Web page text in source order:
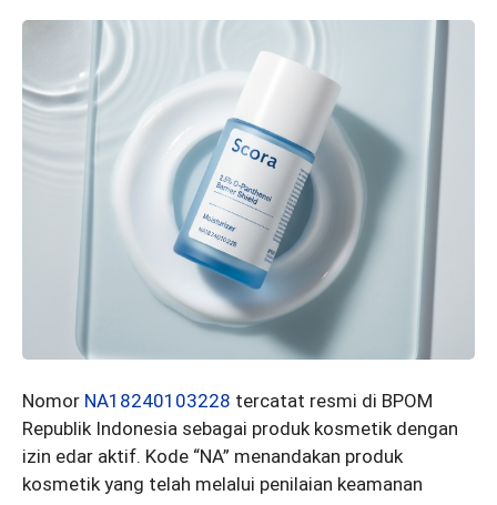
Nomor NA18240103228 tercatat resmi di BPOM
Republik Indonesia sebagai produk kosmetik dengan
izin edar aktif. Kode “NA” menandakan produk
kosmetik yang telah melalui penilaian keamanan